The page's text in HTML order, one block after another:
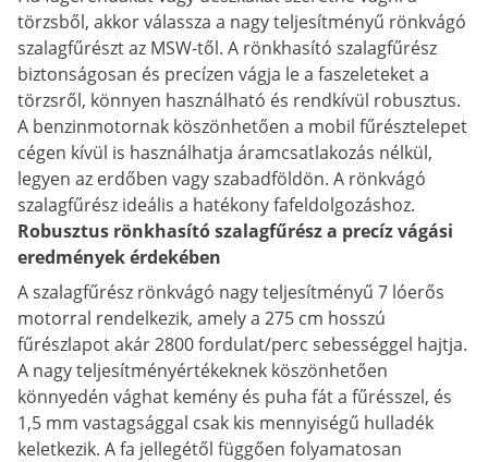
törzsből, akkor válassza a nagy teljesítményű rönkvágó
szalagfűrészt az MSW-től. A rönkhasító szalagfűrész
biztonságosan és precízen vágja le a faszeleteket a
törzsről, könnyen használható és rendkívül robusztus.
A benzinmotornak köszönhetően a mobil fűrésztelepet
cégen kívül is használhatja áramcsatlakozás nélkül,
legyen az erdőben vagy szabadföldön. A rönkvágó
szalagfűrész ideális a hatékony fafeldolgozáshoz.
Robusztus rönkhasító szalagfűrész a precíz vágási
eredmények érdekében
A szalagfűrész rönkvágó nagy teljesítményű 7 lóerős
motorral rendelkezik, amely a 275 cm hosszú
fűrészlapot akár 2800 fordulat/perc sebességgel hajtja.
A nagy teljesítményértékeknek köszönhetően
könnyedén vághat kemény és puha fát a fűrésszel, és
1,5 mm vastagsággal csak kis mennyiségű hulladék
keletkezik. A fa jellegétől függően folyamatosan